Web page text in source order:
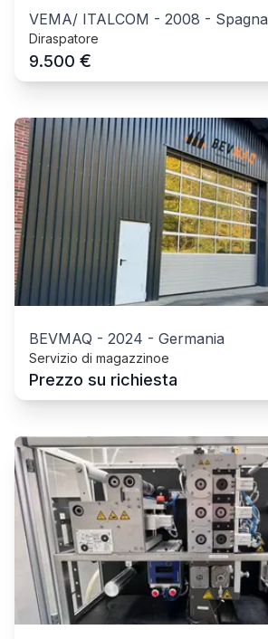
VEMA/ ITALCOM - 2008 - Spagna
Diraspatore
9.500 €
BEVMAQ - 2024 - Germania
Servizio di magazzinoe
Prezzo su richiesta